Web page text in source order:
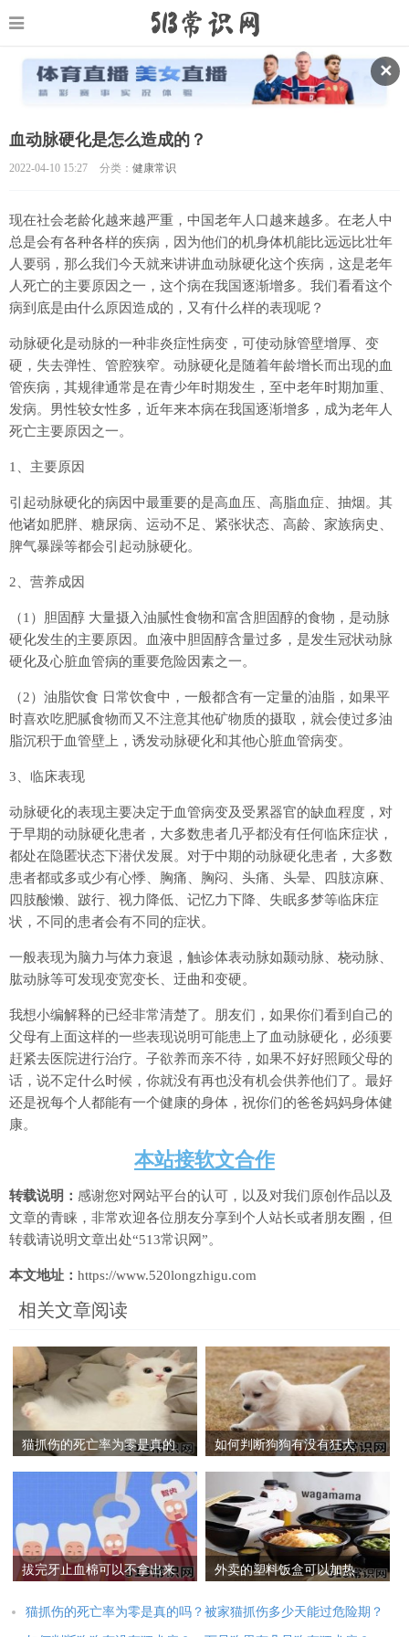
✕
血动脉硬化是怎么造成的？
2022-04-10 15:27 分类： 健康常识
现在社会老龄化越来越严重，中国老年人口越来越多。在老人中
总是会有各种各样的疾病，因为他们的机身体机能比远远比壮年
人要弱，那么我们今天就来讲讲血动脉硬化这个疾病，这是老年
人死亡的主要原因之一，这个病在我国逐渐增多。我们看看这个
病到底是由什么原因造成的，又有什么样的表现呢？
动脉硬化是动脉的一种非炎症性病变，可使动脉管壁增厚、变
硬，失去弹性、管腔狭窄。动脉硬化是随着年龄增长而出现的血
管疾病，其规律通常是在青少年时期发生，至中老年时期加重、
发病。男性较女性多，近年来本病在我国逐渐增多，成为老年人
死亡主要原因之一。
1、主要原因
引起动脉硬化的病因中最重要的是高血压、高脂血症、抽烟。其
他诸如肥胖、糖尿病、运动不足、紧张状态、高龄、家族病史、
脾气暴躁等都会引起动脉硬化。
2、营养成因
（1）胆固醇 大量摄入油腻性食物和富含胆固醇的食物，是动脉
硬化发生的主要原因。血液中胆固醇含量过多，是发生冠状动脉
硬化及心脏血管病的重要危险因素之一。
（2）油脂饮食 日常饮食中，一般都含有一定量的油脂，如果平
时喜欢吃肥腻食物而又不注意其他矿物质的摄取，就会使过多油
脂沉积于血管壁上，诱发动脉硬化和其他心脏血管病变。
3、临床表现
动脉硬化的表现主要决定于血管病变及受累器官的缺血程度，对
于早期的动脉硬化患者，大多数患者几乎都没有任何临床症状，
都处在隐匿状态下潜伏发展。对于中期的动脉硬化患者，大多数
患者都或多或少有心悸、胸痛、胸闷、头痛、头晕、四肢凉麻、
四肢酸懒、跛行、视力降低、记忆力下降、失眠多梦等临床症
状，不同的患者会有不同的症状。
一般表现为脑力与体力衰退，触诊体表动脉如颞动脉、桡动脉、
肱动脉等可发现变宽变长、迂曲和变硬。
我想小编解释的已经非常清楚了。朋友们，如果你们看到自己的
父母有上面这样的一些表现说明可能患上了血动脉硬化，必须要
赶紧去医院进行治疗。子欲养而亲不待，如果不好好照顾父母的
话，说不定什么时候，你就没有再也没有机会供养他们了。最好
还是祝每个人都能有一个健康的身体，祝你们的爸爸妈妈身体健
康。
本站接软文合作
转载说明： 感谢您对网站平台的认可，以及对我们原创作品以及
文章的青睐，非常欢迎各位朋友分享到个人站长或者朋友圈，但
转载请说明文章出处“513常识网”。
本文地址： https://www.520longzhigu.com
相关文章阅读
猫抓伤的死亡率为零是真的
如何判断狗狗有没有狂犬
狂犬病？
拔完牙止血棉可以不拿出来
怎么办
外卖的塑料饭盒可以加热
生
猫抓伤的死亡率为零是真的吗？被家猫抓伤多少天能过危险期？